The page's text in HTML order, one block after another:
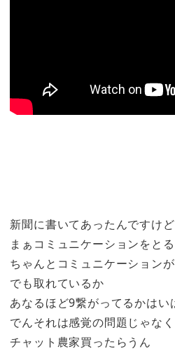
新聞に書いてあったんですけど
まぁコミュニケーションをと
ちゃんとコミュニケーション
でも取れているか
あなるほど9繋がってるかはい
でんそれは感覚の問題じゃな
チャット農家買ったらうん